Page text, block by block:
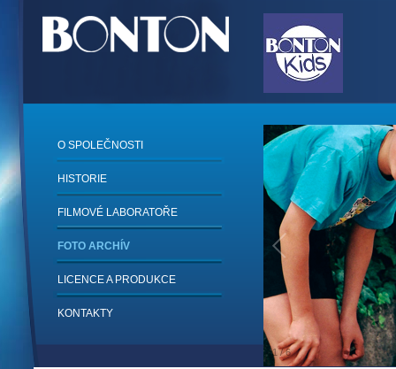
1/6
O SPOLEČNOSTI
HISTORIE
FILMOVÉ LABORATOŘE
FOTO ARCHÍV
LICENCE A PRODUKCE
KONTAKTY